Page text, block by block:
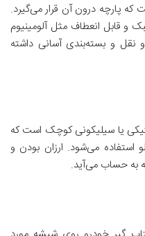
که پارچه درون آن قرار می‌گیرد.
و قابل انعطاف مثل آلومینیوم
نقل و بسته‌بندی آسانی داشته
یا سیلیکونی کوچک است که
استفاده می‌شود. ارزان بودن و
به حساب می‌آید.